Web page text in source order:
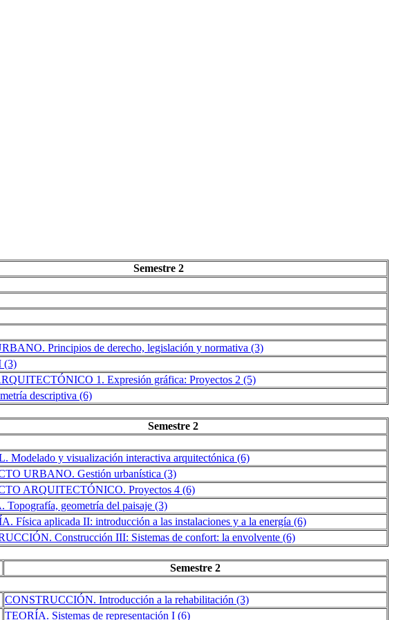
Semestre 2
Principios de derecho, legislación y normativa (3)
(3)
1. Expresión gráfica: Proyectos 2 (5)
descriptiva (6)
Semestre 2
Modelado y visualización interactiva arquitectónica (6)
URBANO. Gestión urbanística (3)
ARQUITECTÓNICO. Proyectos 4 (6)
Topografía, geometría del paisaje (3)
Física aplicada II: introducción a las instalaciones y a la energía (6)
Construcción III: Sistemas de confort: la envolvente (6)
Semestre 2
CONSTRUCCIÓN. Introducción a la rehabilitación (3)
TEORÍA. Sistemas de representación I (6)